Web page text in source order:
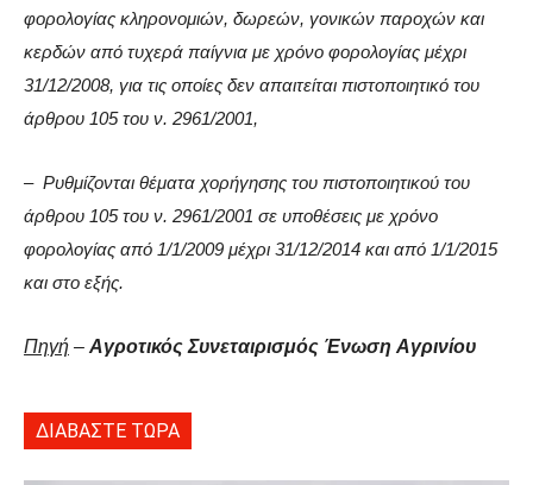
φορολογίας κληρονομιών, δωρεών, γονικών παροχών και
κερδών από τυχερά παίγνια με χρόνο φορολογίας μέχρι
31/12/2008, για τις οποίες δεν απαιτείται πιστοποιητικό του
άρθρου 105 του ν. 2961/2001,
– Ρυθμίζονται θέματα χορήγησης του πιστοποιητικού του
άρθρου 105 του ν. 2961/2001 σε υποθέσεις με χρόνο
φορολογίας από 1/1/2009 μέχρι 31/12/2014 και από 1/1/2015
και στο εξής.
Πηγή – Αγροτικός Συνεταιρισμός Ένωση Αγρινίου
ΔΙΑΒΑΣΤΕ ΤΩΡΑ